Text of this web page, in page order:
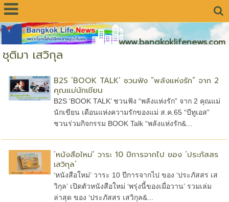
www.bangkoklifenews.com
ชุติมา เสวิกุล
B2S ‘BOOK TALK’ ชวนฟัง “พลังแห่งรัก” จาก 2
คุณแม่นักเขียน
B2S ‘BOOK TALK’ ชวนฟัง “พลังแห่งรัก” จาก 2 คุณแม่
นักเขียน เดือนแห่งความรักของแม่ ส.ค.65 “บีทูเอส”
ชวนร่วมกิจกรรม BOOK Talk “พลังแห่งรัก&...
‘หนังสือใหม่’ วาระ 10 ปีการจากไป ของ ‘ประภัสสร
เสวิกุล’
‘หนังสือใหม่’ วาระ 10 ปีการจากไป ของ ‘ประภัสสร เส
วิกุล’ เปิดตัวหนังสือใหม่ ‘พรุ่งนี้ของเมื่อวาน’ รวมเล่ม
ล่าสุด ของ ‘ประภัสสร เสวิกุล&...